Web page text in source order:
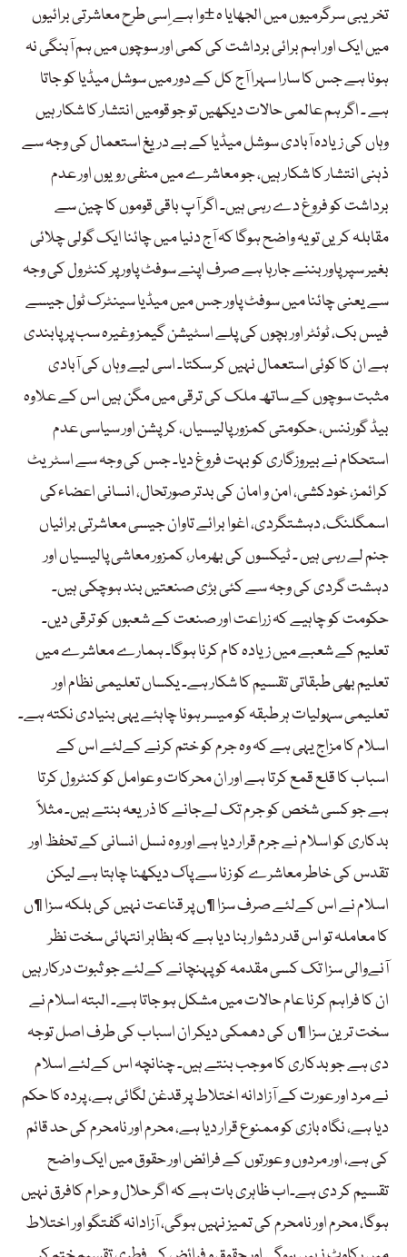
تخریبی سرگرمیوں میں الجھایا ہ ±وا ہے اِسی طرح معاشرتی برائیوں
میں ایک اور اہم برائی برداشت کی کمی اور سوچوں میں ہم آہنگی نہ
ہونا ہے جس کا سارا سہرا آج کل کے دور میں سوشل میڈیا کو جاتا
ہے ۔ اگر ہم عالمی حالات دیکھیں تو جو قومیں انتشار کا شکار ہیں
وہاں کی زیادہ آبادی سوشل میڈیا کے بے دریغ استعمال کی وجہ سے
ذہنی انتشار کا شکار ہیں، جو معاشرے میں منفی رویوں اور عدم
برداشت کو فروغ دے رہی ہیں۔ اگر آپ باقی قوموں کا چین سے
مقابلہ کریں تو یہ واضح ہوگا کہ آج دنیا میں چائنا ایک گولی چلائی
بغیر سپر پاور بننے جارہا ہے صرف اپنے سوفٹ پاور پر کنٹرول کی وجہ
سے یعنی چائنا میں سوفٹ پاور جس میں میڈیا سینٹرک ٹول جیسے
فیس بک، ٹوئٹر اور بچوں کی پلے اسٹیشن گیمز وغیرہ سب پر پابندی
ہے ان کا کوئی استعمال نہیں کر سکتا۔ اسی لیے وہاں کی آبادی
مثبت سوچوں کے ساتھ ملک کی ترقی میں مگن ہیں اس کے علاوہ
بیڈ گورننس، حکومتی کمزور پالیسیاں، کرپشن اور سیاسی عدم
استحکام نے بیروزگاری کو بہت فروغ دیا۔ جس کی وجہ سے اسٹریٹ
کرائمز، خودکشی، امن و امان کی بدتر صورتحال، انسانی اعضاءکی
اسمگلنگ، دہشتگردی، اغوا برائے تاوان جیسی معاشرتی برائیاں
جنم لے رہی ہیں ۔ ٹیکسوں کی بھرمار، کمزور معاشی پالیسیاں اور
دہشت گردی کی وجہ سے کئی بڑی صنعتیں بند ہوچکی ہیں۔
حکومت کو چاہیے کہ زراعت اور صنعت کے شعبوں کو ترقی دیں۔
تعلیم کے شعبے میں زیادہ کام کرنا ہوگا۔ ہمارے معاشرے میں
تعلیم بھی طبقاتی تقسیم کا شکار ہے۔ یکساں تعلیمی نظام اور
تعلیمی سہولیات ہر طبقہ کو میسر ہونا چاہئے یہی بنیادی نکتہ ہے۔
اسلام کا مزاج یہی ہے کہ وہ جرم کو ختم کرنے کےلئے اس کے
اسباب کا قلع قمع کرتا ہے اور ان محرکات و عوامل کو کنٹرول کرتا
ہے جو کسی شخص کو جرم تک لےجانے کا ذریعہ بنتے ہیں۔ مثلاً
بدکاری کو اسلام نے جرم قرار دیا ہے اور وہ نسل انسانی کے تحفظ اور
تقدس کی خاطر معاشرے کو زنا سے پاک دیکھنا چاہتا ہے لیکن
اسلام نے اس کےلئے صرف سزا ¶ں پر قناعت نہیں کی بلکہ سزا ¶ں
کا معاملہ تو اس قدر دشوار بنا دیا ہے کہ بظاہر انتہائی سخت نظر
آنےوالی سزا تک کسی مقدمہ کو پہنچانے کےلئے جو ثبوت درکار ہیں
ان کا فراہم کرنا عام حالات میں مشکل ہو جاتا ہے۔ البتہ اسلام نے
سخت ترین سزا ¶ں کی دھمکی دیکر ان اسباب کی طرف اصل توجہ
دی ہے جو بدکاری کا موجب بنتے ہیں۔ چنانچہ اس کےلئے اسلام
نے مرد اور عورت کے آزادانہ اختلاط پر قدغن لگائی ہے، پردہ کا حکم
دیا ہے، نگاہ بازی کو ممنوع قرار دیا ہے، محرم اور نامحرم کی حد قائم
کی ہے، اور مردوں و عورتوں کے فرائض اور حقوق میں ایک واضح
تقسیم کر دی ہے۔اب ظاہری بات ہے کہ اگر حلال و حرام کافرق نہیں
ہوگا، محرم اور نامحرم کی تمیز نہیں ہوگی، آزادانہ گفتگو اور اختلاط